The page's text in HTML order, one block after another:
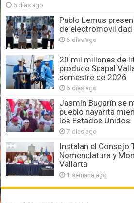
6 días ago
Pablo Lemus
de
6 días ago
20 mil millones de
produce Seapal
semestre de 2026
6 días ago
Jasmín Bugarín se
pueblo nayarita
los Estados Unidos
7 días ago
Instalan el Consejo
Nomenclatura y
Vallarta
1 semana ago